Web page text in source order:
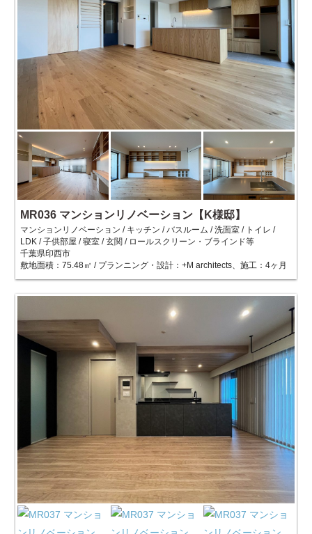
MR036 マンションリノベーション【K様邸】
マンションリノベーション / キッチン / バスルーム / 洗面室 / トイレ /
LDK / 子供部屋 / 寝室 / 玄関 / ロールスクリーン・ブラインド等
千葉県印西市
敷地面積：75.48㎡ / プランニング・設計：+M architects、施工：4ヶ月